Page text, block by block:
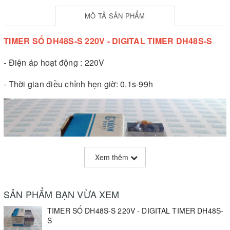
MÔ TẢ SẢN PHẨM
TIMER SỐ DH48S-S 220V - DIGITAL TIMER DH48S-S
- Điện áp hoạt động : 220V
- Thời gian điều chỉnh hẹn giờ: 0.1s-99h
Xem thêm
SẢN PHẨM BẠN VỪA XEM
TIMER SỐ DH48S-S 220V - DIGITAL TIMER DH48S-
S